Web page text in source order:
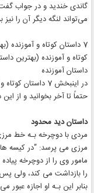
گاندی خندید و در جواب گفت:
می‌تواند لنگه دیگر آن را نیز
کوتاه و آموزنده (بهترین
داستان‌ آموزنده
در اینبخش 7
حتماً تا آخر بخوانید و از
داستان دید محدود
مردی با دوچرخه بـه خط
مرزی می پرسد: “در کیسه
مامور وی را از دوچرخه
را بازداشت می کند، ولی پس
بنابر این بـه او اجازه عبور